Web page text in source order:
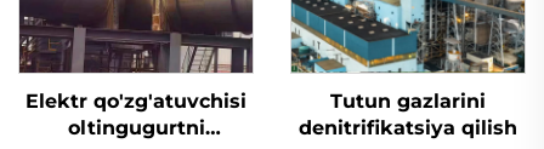
Elektr qo'zg'atuvchisi
oltingugurtni
Tutun gazlarini
denitrifikatsiya qilish